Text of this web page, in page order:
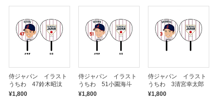
侍ジャパン イラスト
うちわ 47鈴木昭汰
¥1,800
侍ジャパン イラスト
うちわ 51小園海斗
¥1,800
侍ジャパン イラスト
うちわ 3清宮幸太郎
¥1,800